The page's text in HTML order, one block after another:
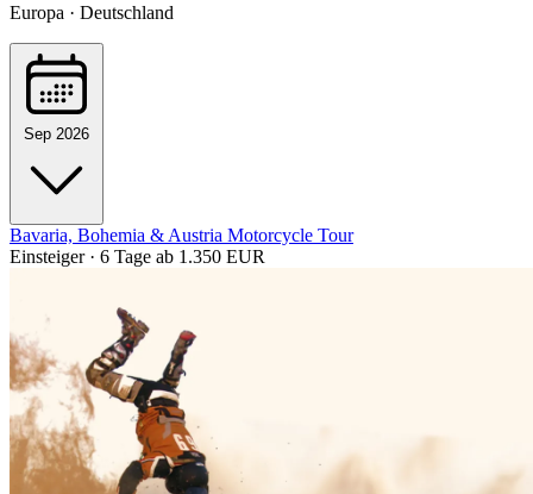
Europa · Deutschland
Sep 2026
Bavaria, Bohemia & Austria Motorcycle Tour
Einsteiger · 6 Tage ab 1.350 EUR